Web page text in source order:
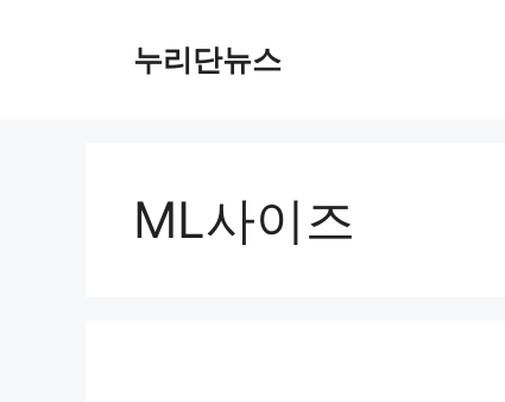
누리단뉴스
ML사이즈